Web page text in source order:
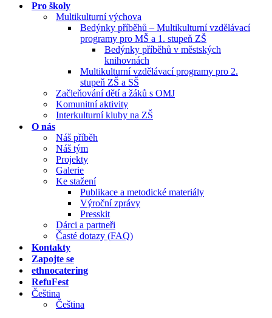
Pro školy
Multikulturní výchova
Bedýnky příběhů – Multikulturní vzdělávací
programy pro MŠ a 1. stupeň ZŠ
Bedýnky příběhů v městských
knihovnách
Multikulturní vzdělávací programy pro 2.
stupeň ZŠ a SŠ
Začleňování dětí a žáků s OMJ
Komunitní aktivity
Interkulturní kluby na ZŠ
O nás
Náš příběh
Náš tým
Projekty
Galerie
Ke stažení
Publikace a metodické materiály
Výroční zprávy
Presskit
Dárci a partneři
Časté dotazy (FAQ)
Kontakty
Zapojte se
ethnocatering
RefuFest
Čeština
Čeština